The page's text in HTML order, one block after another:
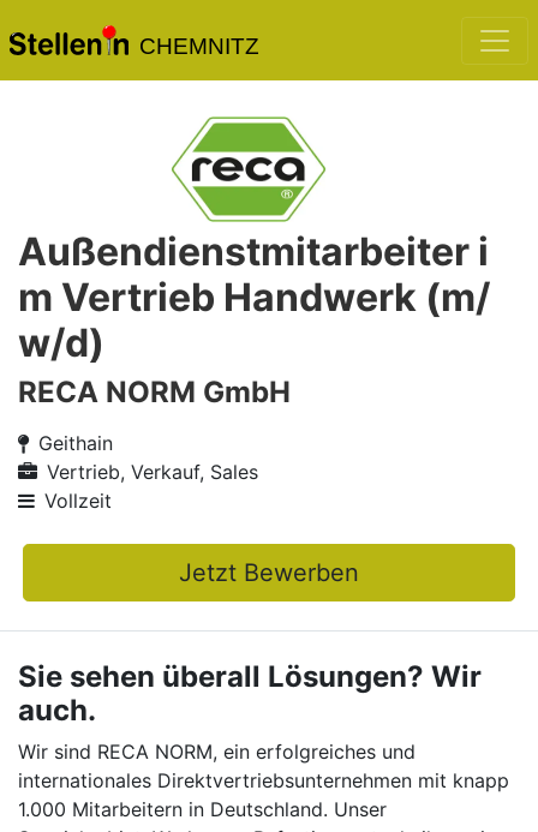
CHEMNITZ
Außendienstmitarbeiter i
m Vertrieb Handwerk (m/
w/d)
RECA NORM GmbH
Geithain
Vertrieb, Verkauf, Sales
Vollzeit
Jetzt Bewerben
Sie sehen überall Lösungen? Wir
auch.
Wir sind RECA NORM, ein erfolgreiches und
internationales Direktvertriebsunternehmen mit knapp
1.000 Mitarbeitern in Deutschland. Unser